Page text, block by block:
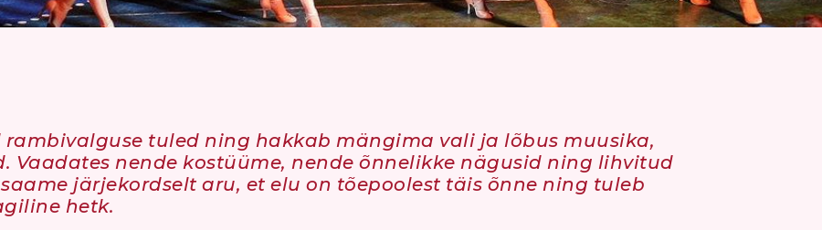
tuled ning hakkab mängima vali ja lõbus muusika,
Vaadates nende kostüüme, nende õnnelikke nägusid ning lihvitud
järjekordselt aru, et elu on tõepoolest täis õnne ning tuleb
hetk.